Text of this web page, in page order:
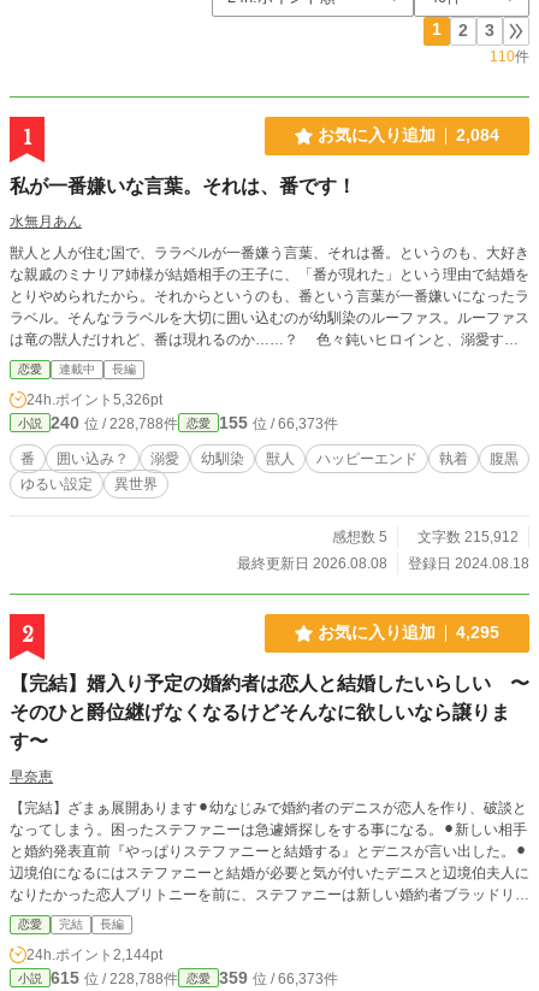
1 2 3
110件
1 お気に入り追加 2,084
私が一番嫌いな言葉。それは、番です！
水無月あん
獣人と人が住む国で、ララベルが一番嫌う言葉、それは番。というのも、大好き
な親戚のミナリア姉様が結婚相手の王子に、「番が現れた」という理由で結婚を
とりやめられたから。それからというのも、番という言葉が一番嫌いになったラ
ラベル。そんなララベルを大切に囲い込むのが幼馴染のルーファス。ルーファス
は竜の獣人だけれど、番は現れるのか……？ 色々鈍いヒロインと、溺愛する
幼馴染のお話です。 いつもながらご都合主義で、ゆるい設定です。お気軽に読
んでくださったら幸いです。
恋愛 連載中 長編
24h.ポイント 5,326pt
小説 240 位 / 228,788件 恋愛 155 位 / 66,373件
番 囲い込み？ 溺愛 幼馴染 獣人 ハッピーエンド 執着
腹黒
ゆるい設定
異世界
感想数 5
文字数 215,912
最終更新日 2026.08.08
登録日 2024.08.18
2 お気に入り追加 4,295
【完結】婿入り予定の婚約者は恋人と結婚したいらしい 〜
そのひと爵位継げなくなるけどそんなに欲しいなら譲りま
す〜
早奈恵
【完結】ざまぁ展開あります⚫︎幼なじみで婚約者のデニスが恋人を作り、破談と
なってしまう。困ったステファニーは急遽婿探しをする事になる。⚫︎新しい相手
と婚約発表直前『やっぱりステファニーと結婚する』とデニスが言い出した。⚫︎
辺境伯になるにはステファニーと結婚が必要と気が付いたデニスと辺境伯夫人に
なりたかった恋人ブリトニーを前に、ステファニーは新しい婚約者ブラッドリー
と共に対抗する。⚫︎デニスの恋人ブリトニーが不公平だと言い、デニスにもチャ
ンスをくれと縋り出す。⚫︎そしてデニスとブラッドが言い合いになり、決闘する
ことに……。
恋愛 完結 長編
24h.ポイント 2,144pt
小説 615 位 / 228,788件 恋愛 359 位 / 66,373件